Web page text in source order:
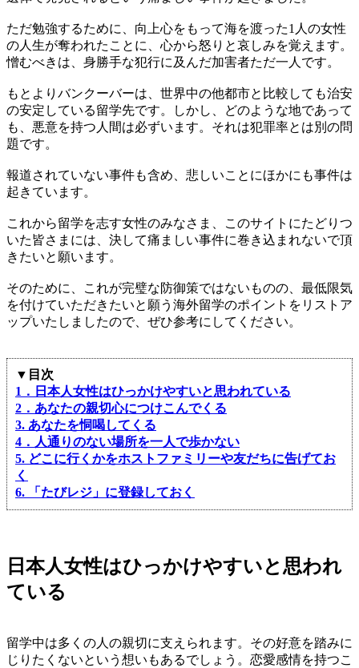
ただ勉強するために、向上心をもって海を渡った1人の女性
の人生が奪われたことに、心から怒りと哀しみを覚えます。
憎むべきは、身勝手な犯行に及んだ加害者ただ一人です。
もとよりバンクーバーは、世界中の他都市と比較しても治安
の安定している留学先です。しかし、どのような地であって
も、悪意を持つ人間は必ずいます。それは犯罪率とは別の問
題です。
報道されていない事件も含め、悲しいことにほかにも事件は
起きています。
これから留学を志す女性のみなさま、このサイトにたどりつ
いた皆さまには、決して痛ましい事件に巻き込まれないで頂
きたいと願います。
そのために、これが完璧な防御策ではないものの、最低限気
を付けていただきたいと願う海外留学のポイントをリストア
ップいたしましたので、ぜひ参考にしてください。
▼目次
1．日本人女性はひっかけやすいと思われている
2．あなたの親切心につけこんでくる
3. あなたを恫喝してくる
4．人通りのない場所を一人で歩かない
5. どこに行くかをホストファミリーや友だちに告げてお
く
6. 「たびレジ」に登録しておく
日本人女性はひっかけやすいと思われ
ている
留学中は多くの人の親切に支えられます。その好意を踏みに
じりたくないという想いもあるでしょう。恋愛感情を持つこ